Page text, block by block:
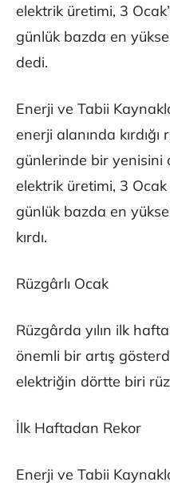
elektrik üretimi, 3
günlük bazda en
dedi.
Enerji ve Tabii
enerji alanında
günlerinde bir yenisini
elektrik üretimi, 3
günlük bazda en
kırdı.
Rüzgârlı Ocak
Rüzgârda yılın ilk
önemli bir artış
elektriğin dörtte biri
İlk Haftadan Rekor
Enerji ve Tabii